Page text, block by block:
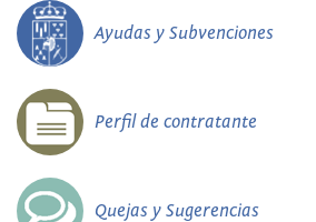
Ayudas y Subvenciones
Perfil de contratante
Quejas y Sugerencias